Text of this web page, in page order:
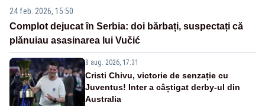
24 feb. 2026, 15:50
Complot dejucat în Serbia: doi bărbați, suspectați că
plănuiau asasinarea lui Vučić
8 aug. 2026, 17:31
Cristi Chivu, victorie de senzație cu
Juventus! Inter a câștigat derby-ul din
Australia